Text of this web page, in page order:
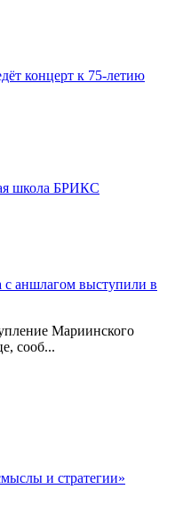
концерт к 75-летию
школа БРИКС
с аншлагом выступили в
Мариинского
сооб...
и стратегии»